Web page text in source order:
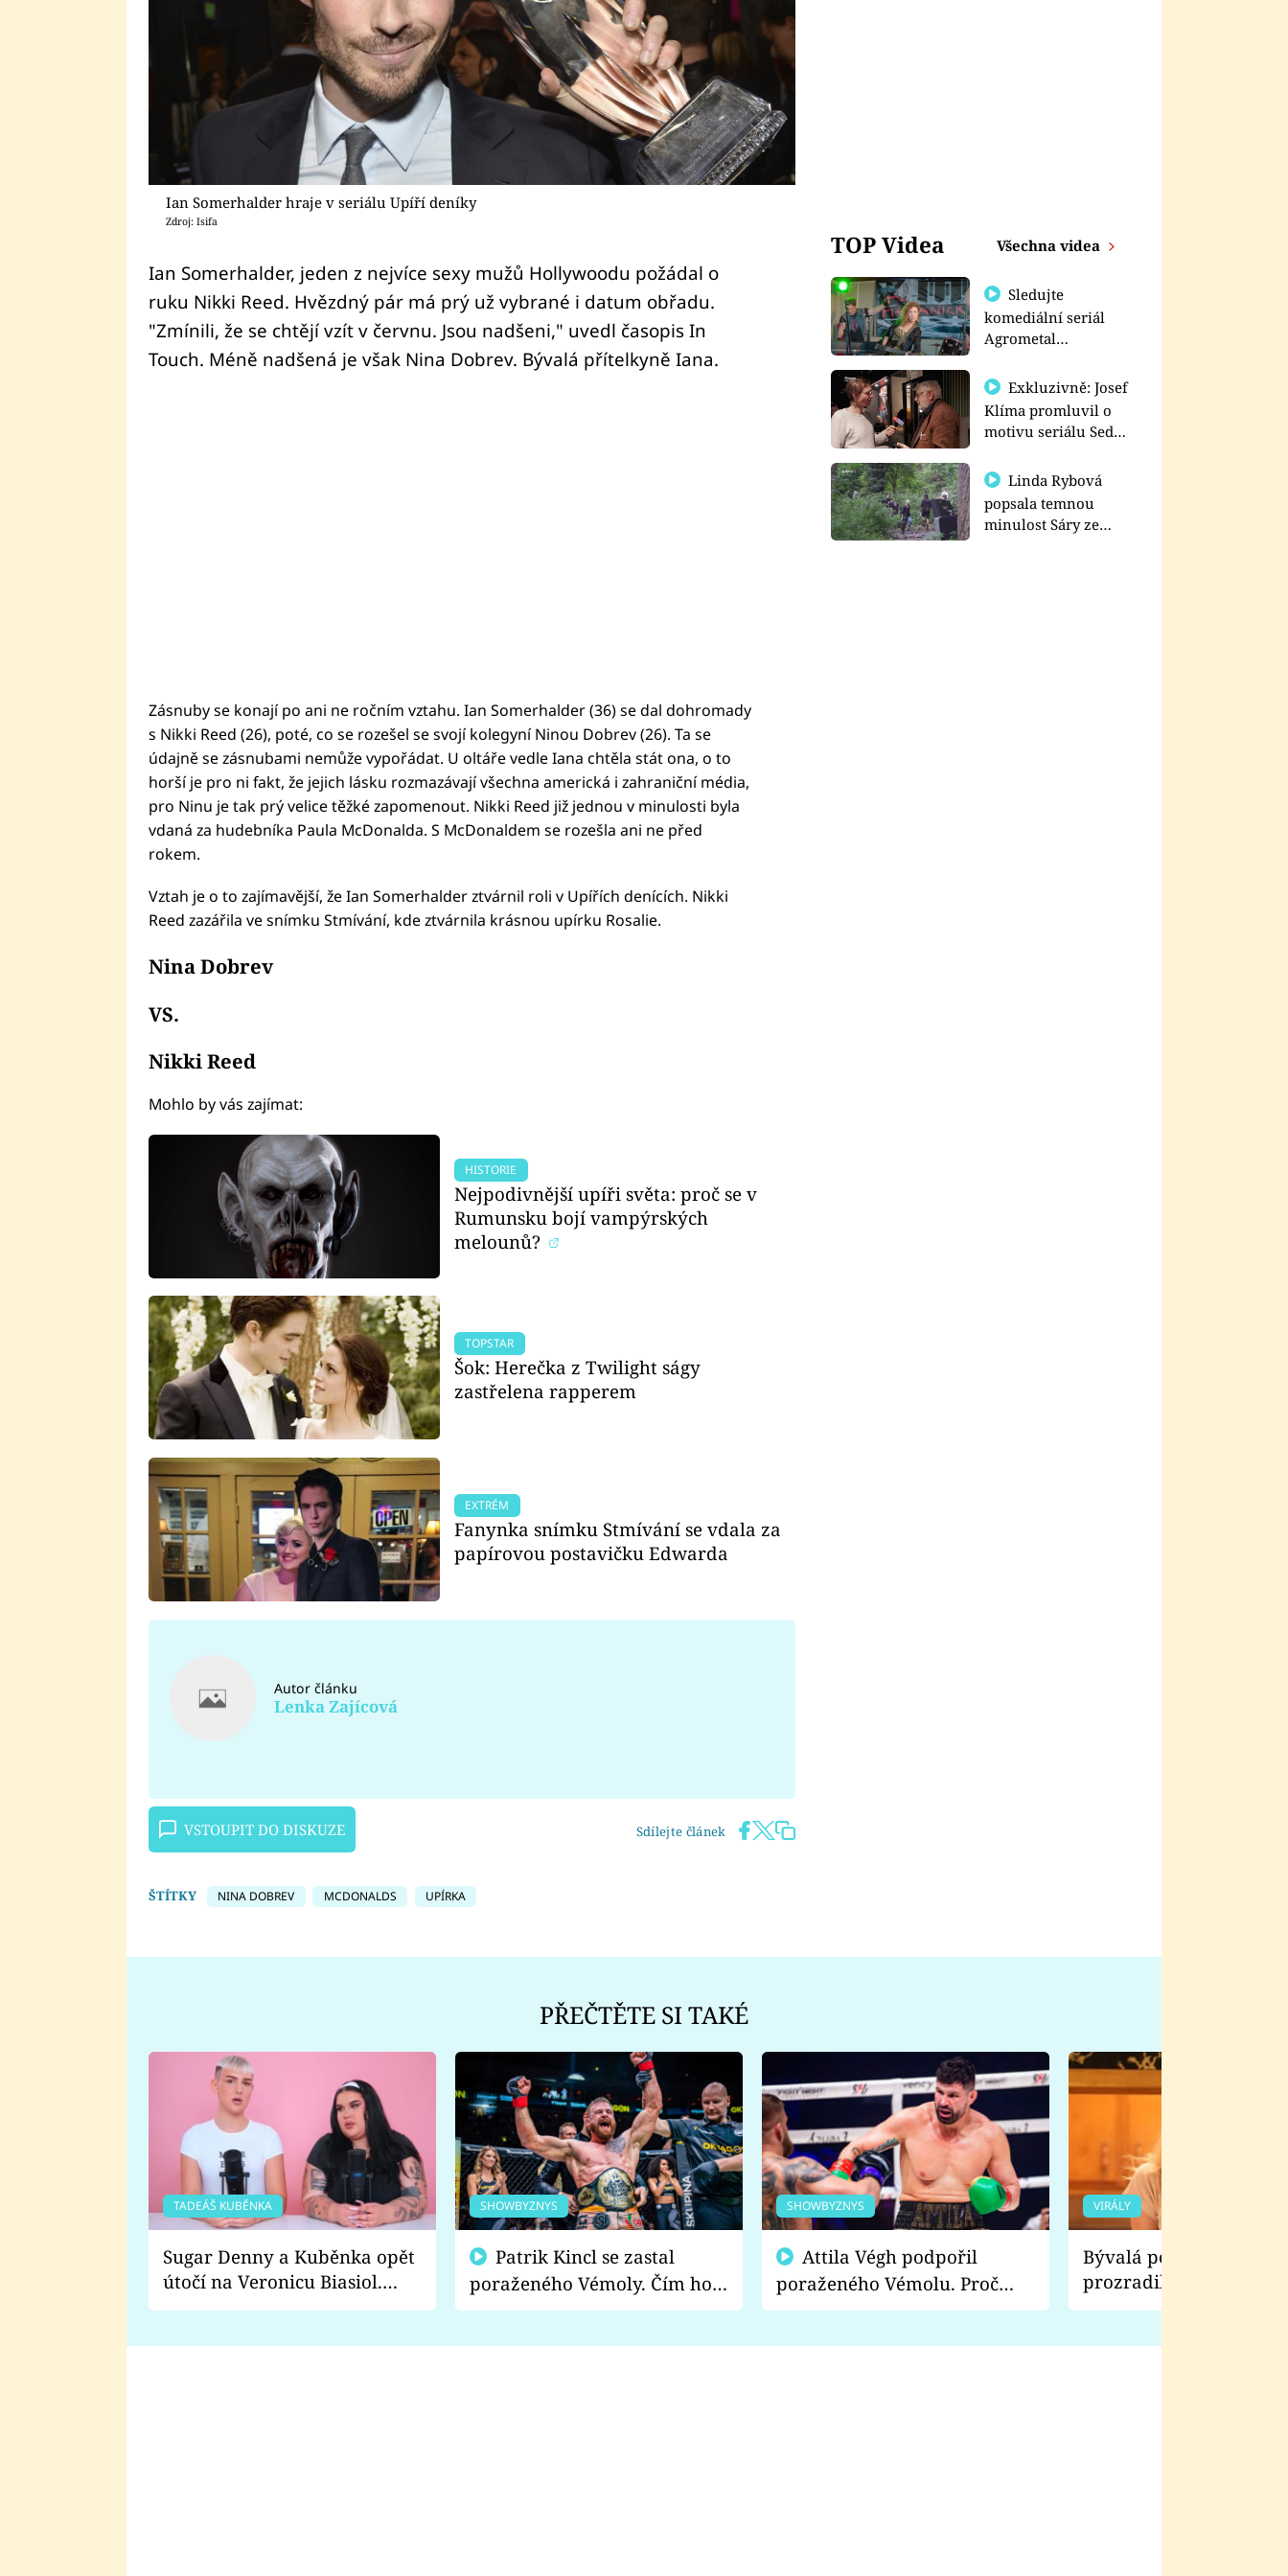
Ian Somerhalder hraje v seriálu Upíří deníky
Zdroj: Isifa
Ian Somerhalder, jeden z nejvíce sexy mužů Hollywoodu požádal o
ruku Nikki Reed. Hvězdný pár má prý už vybrané i datum obřadu.
"Zmínili, že se chtějí vzít v červnu. Jsou nadšeni," uvedl časopis In
Touch. Méně nadšená je však Nina Dobrev. Bývalá přítelkyně Iana.
Zásnuby se konají po ani ne ročním vztahu. Ian Somerhalder (36) se dal dohromady
s Nikki Reed (26), poté, co se rozešel se svojí kolegyní Ninou Dobrev (26). Ta se
údajně se zásnubami nemůže vypořádat. U oltáře vedle Iana chtěla stát ona, o to
horší je pro ni fakt, že jejich lásku rozmazávají všechna americká i zahraniční média,
pro Ninu je tak prý velice těžké zapomenout. Nikki Reed již jednou v minulosti byla
vdaná za hudebníka Paula McDonalda. S McDonaldem se rozešla ani ne před
rokem.
Vztah je o to zajímavější, že Ian Somerhalder ztvárnil roli v Upířích denících. Nikki
Reed zazářila ve snímku Stmívání, kde ztvárnila krásnou upírku Rosalie.
Nina Dobrev
VS.
Nikki Reed
Mohlo by vás zajímat:
HISTORIE
Nejpodivnější upíři světa: proč se v
Rumunsku bojí vampýrských
melounů?
TOPSTAR
Šok: Herečka z Twilight ságy
zastřelena rapperem
EXTRÉM
Fanynka snímku Stmívání se vdala za
papírovou postavičku Edwarda
Autor článku
Lenka Zajícová
VSTOUPIT DO DISKUZE Sdílejte článek
ŠTÍTKY NINA DOBREV MCDONALDS UPÍRKA
TOP Videa Všechna videa
Sledujte
komediální seriál
Agrometal
prima+
Exkluzivně: Josef
Klíma promluvil o
motivu seriálu Sedm
Linda Rybová
popsala temnou
minulost Sáry ze
PŘEČTĚTE SI TAKÉ
TADEÁŠ KUBĚNKA
Sugar Denny a Kuběnka opět
útočí na Veronicu Biasiol.
Proč je podle nich falešná a
SHOWBYZNYS
poraženého Vémoly. Čím ho
fanoušci naštvali?
SHOWBYZNYS
poraženého Vémolu. Proč
chce raději zápasit s ním než
VIRÁLY
Bývalá pornoherečka
prozradila, co ji
natáčení Euforie.